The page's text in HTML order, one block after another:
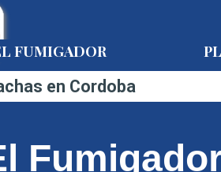
FUMIGADOR
en Cordoba